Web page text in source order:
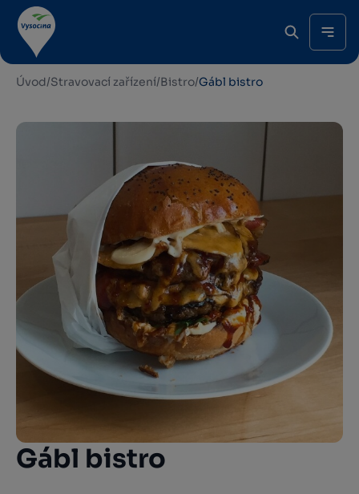
Úvod/Stravovací zařízení/Bistro/Gábl bistro
Gábl bistro